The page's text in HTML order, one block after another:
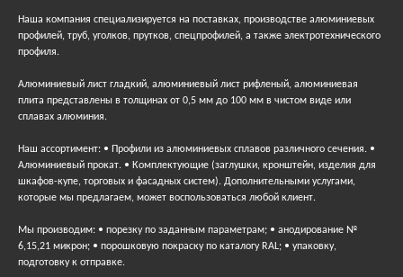
Наша компания специализируется на поставках, производстве алюминиевых
профилей, труб, уголков, прутков, спецпрофилей, а также электротехнического
профиля.
Алюминиевый лист гладкий, алюминиевый лист рифленый, алюминиевая
плита представлены в толщинах от 0,5 мм до 100 мм в чистом виде или
сплавах алюминия.
Наш ассортимент: • Профили из алюминиевых сплавов различного сечения. •
Алюминиевый прокат. • Комплектующие (заглушки, кронштейн, изделия для
шкафов-купе, торговых и фасадных систем). Дополнительными услугами,
которые мы предлагаем, может воспользоваться любой клиент.
Мы производим: • порезку по заданным параметрам; • анодирование №
6,15,21 микрон; • порошковую покраску по каталогу RAL; • упаковку,
подготовку к отправке.